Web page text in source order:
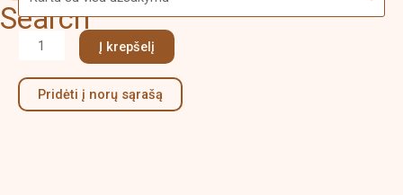
Search
Į krepšelį
Pridėti į norų sąrašą